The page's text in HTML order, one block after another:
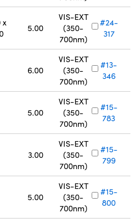
x
5.00
VIS-EXT
(350-
700nm)
#24-
317
6.00
VIS-EXT
(350-
700nm)
#13-
346
5.00
VIS-EXT
(350-
700nm)
#15-
783
3.00
VIS-EXT
(350-
700nm)
#15-
799
5.00
VIS-EXT
(350-
700nm)
#15-
800